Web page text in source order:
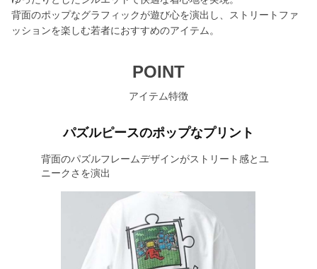
背面のポップなグラフィックが遊び心を演出し、ストリートファ
ッションを楽しむ若者におすすめのアイテム。
POINT
アイテム特徴
パズルピースのポップなプリント
背面のパズルフレームデザインがストリート感とユ
ニークさを演出